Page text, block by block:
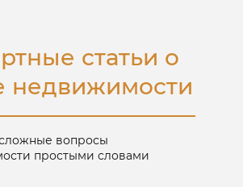
по ипотеке
статьи о
недвижимости
вопросы
простыми словами